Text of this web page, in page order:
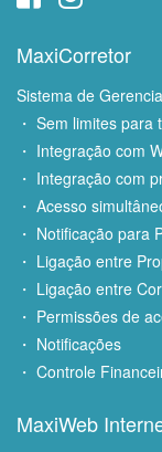
MaxiCorretor
Sistema de
・ Sem limites para
・ Integração com
・ Integração com
・ Acesso
・ Notificação para
・ Ligação entre
・ Ligação entre
・ Permissões de
・ Notificações
・ Controle
MaxiWeb